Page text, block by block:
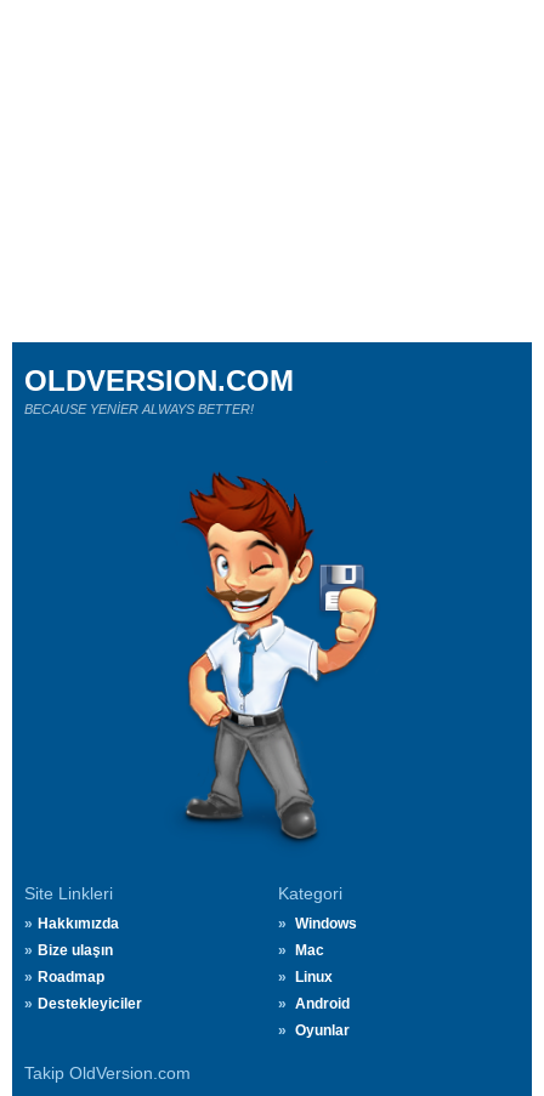
Site Linkleri
Hakkımızda
Bize ulaşın
Roadmap
Destekleyiciler
Kategori
Windows
Mac
Linux
Android
Oyunlar
Takip OldVersion.com
OLDVERSION.COM
BECAUSE YENİER ALWAYS BETTER!